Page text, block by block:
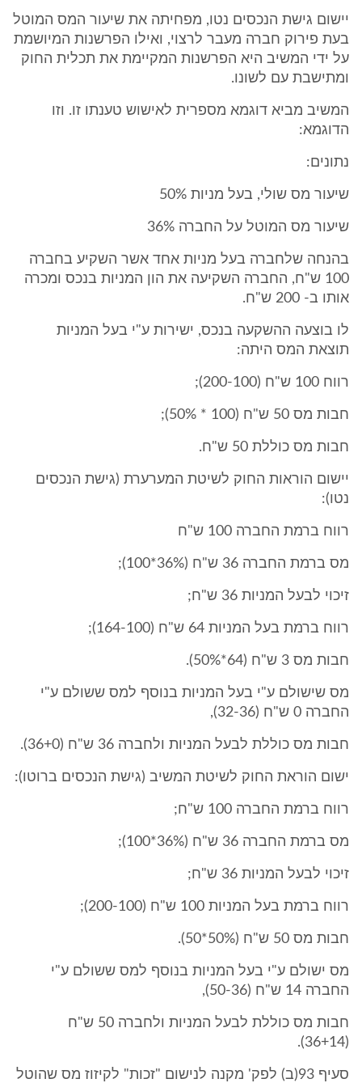
יישום גישת הנכסים נטו, מפחיתה את שיעור המס המוטל
בעת פירוק חברה מעבר לרצוי, ואילו הפרשנות המיושמת
על ידי המשיב היא הפרשנות המקיימת את תכלית החוק
ומתישבת עם לשונו.
המשיב מביא דוגמא מספרית לאישוש טענתו זו. וזו
הדוגמא:
נתונים:
שיעור מס שולי, בעל מניות 50%
שיעור מס המוטל על החברה 36%
בהנחה שלחברה בעל מניות אחד אשר השקיע בחברה
100 ש"ח, החברה השקיעה את הון המניות בנכס ומכרה
אותו ב- 200 ש"ח.
לו בוצעה ההשקעה בנכס, ישירות ע"י בעל המניות
תוצאת המס היתה:
רווח 100 ש"ח (200-100);
חבות מס 50 ש"ח (100 * 50%);
חבות מס כוללת 50 ש"ח.
יישום הוראות החוק לשיטת המערערת (גישת הנכסים
נטו):
רווח ברמת החברה 100 ש"ח
מס ברמת החברה 36 ש"ח (36%*100);
זיכוי לבעל המניות 36 ש"ח;
רווח ברמת בעל המניות 64 ש"ח (164-100);
חבות מס 3 ש"ח (64*50%).
מס שישולם ע"י בעל המניות בנוסף למס ששולם ע"י
החברה 0 ש"ח (32-36),
חבות מס כוללת לבעל המניות ולחברה 36 ש"ח (36+0).
ישום הוראת החוק לשיטת המשיב (גישת הנכסים ברוטו):
רווח ברמת החברה 100 ש"ח;
מס ברמת החברה 36 ש"ח (36%*100);
זיכוי לבעל המניות 36 ש"ח;
רווח ברמת בעל המניות 100 ש"ח (200-100);
חבות מס 50 ש"ח (50%*50).
מס ישולם ע"י בעל המניות בנוסף למס ששולם ע"י
החברה 14 ש"ח (50-36),
חבות מס כוללת לבעל המניות ולחברה 50 ש"ח
(36+14).
סעיף 93(ב) לפק' מקנה לנישום "זכות" לקיזוז מס שהוטל